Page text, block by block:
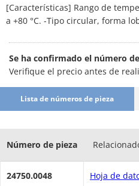
[Características] Rango de
a +80 °C. -Tipo circular, forma
Se ha confirmado el número
Verifique el precio antes de
Lista de números de pieza
Número de pieza
24750.0048 Hoja de